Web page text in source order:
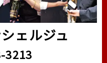
ェルジュ
3213